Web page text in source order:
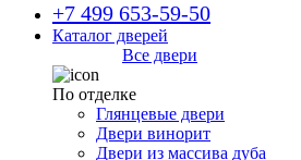
+7 499 653-59-50
Каталог дверей
Все двери
По отделке
Глянцевые двери
Двери винорит
Двери из массива дуба